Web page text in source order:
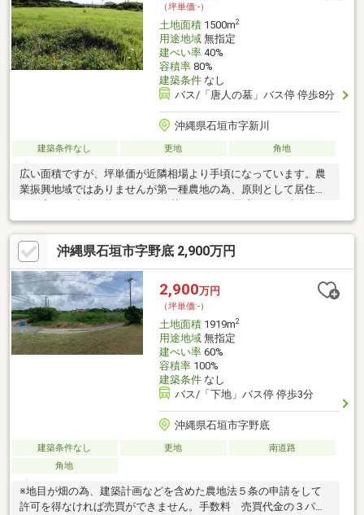
（坪単価:-）
土地面積1500m2
用途地域無指定
建ぺい率40%
容積率80%
建築条件なし
バス/「唐人の墓」バス停 停歩8分
沖縄県石垣市字新川
建築条件なし 更地 角地
広い面積ですが、坪単価が近隣相場より手頃になっています。農
業振興地域ではありませんが第一種農地の為、原則として居住用
ません）※景観条例により建築に各種制限あり※地目が畑の為、建
築計画などを含めた農地法５条の申請をして許可を得なければ売
買ができません。※石垣市景観条例・観音堂景観地区内 建築に
各種規制があります。詳細はお問い合わせ下さい。手数料 売買
代金の３パーセント＋６万円消費税別
沖縄県石垣市字野底 2,900万円
2,900万円
（坪単価:-）
土地面積1919m2
用途地域無指定
建ぺい率60%
容積率100%
建築条件なし
バス/「下地」バス停 停歩3分
沖縄県石垣市字野底
建築条件なし 更地
南道路
角地
※地目が畑の為、建築計画などを含めた農地法５条の申請をして
許可を得なければ売買ができません。手数料 売買代金の３パー